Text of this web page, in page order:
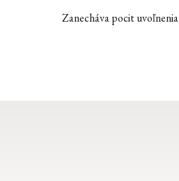
Zanecháva pocit uvoľnenia